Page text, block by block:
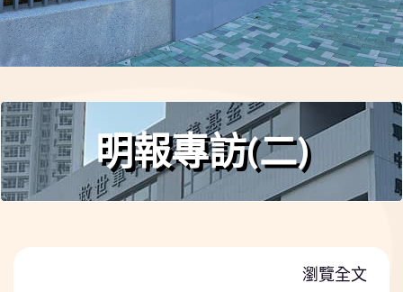
明報專訪(二)
瀏覽全文